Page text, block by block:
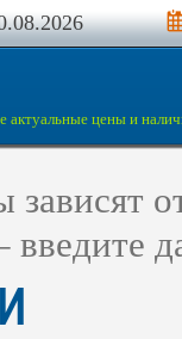
актуальные цены и
зависят